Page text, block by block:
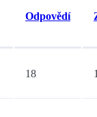
Odpovědí
18